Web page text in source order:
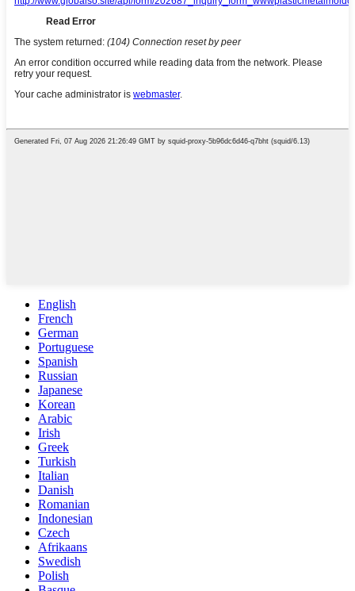
English
French
German
Portuguese
Spanish
Russian
Japanese
Korean
Arabic
Irish
Greek
Turkish
Italian
Danish
Romanian
Indonesian
Czech
Afrikaans
Swedish
Polish